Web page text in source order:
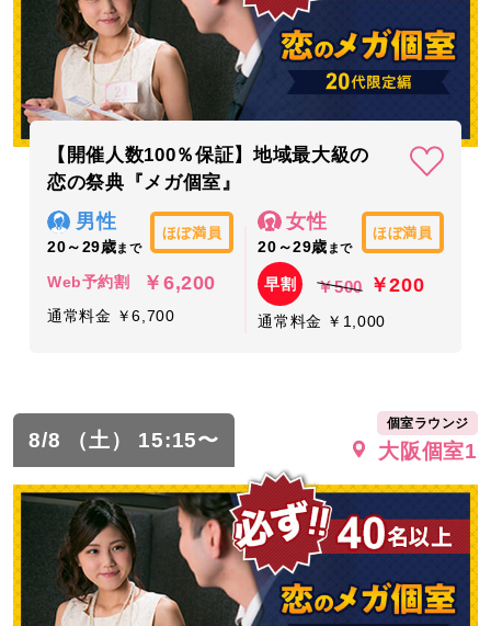
【開催人数100％保証】地域最大級の
恋の祭典『メガ個室』
男性
20～29歳まで
ほぼ満員
Web予約割 ￥6,200
通常料金 ￥6,700
女性
20～29歳 まで
ほぼ満員
早割 ￥500 ￥200
通常料金 ￥1,000
8/8 （土） 15:15〜
個室ラウンジ
大阪個室1